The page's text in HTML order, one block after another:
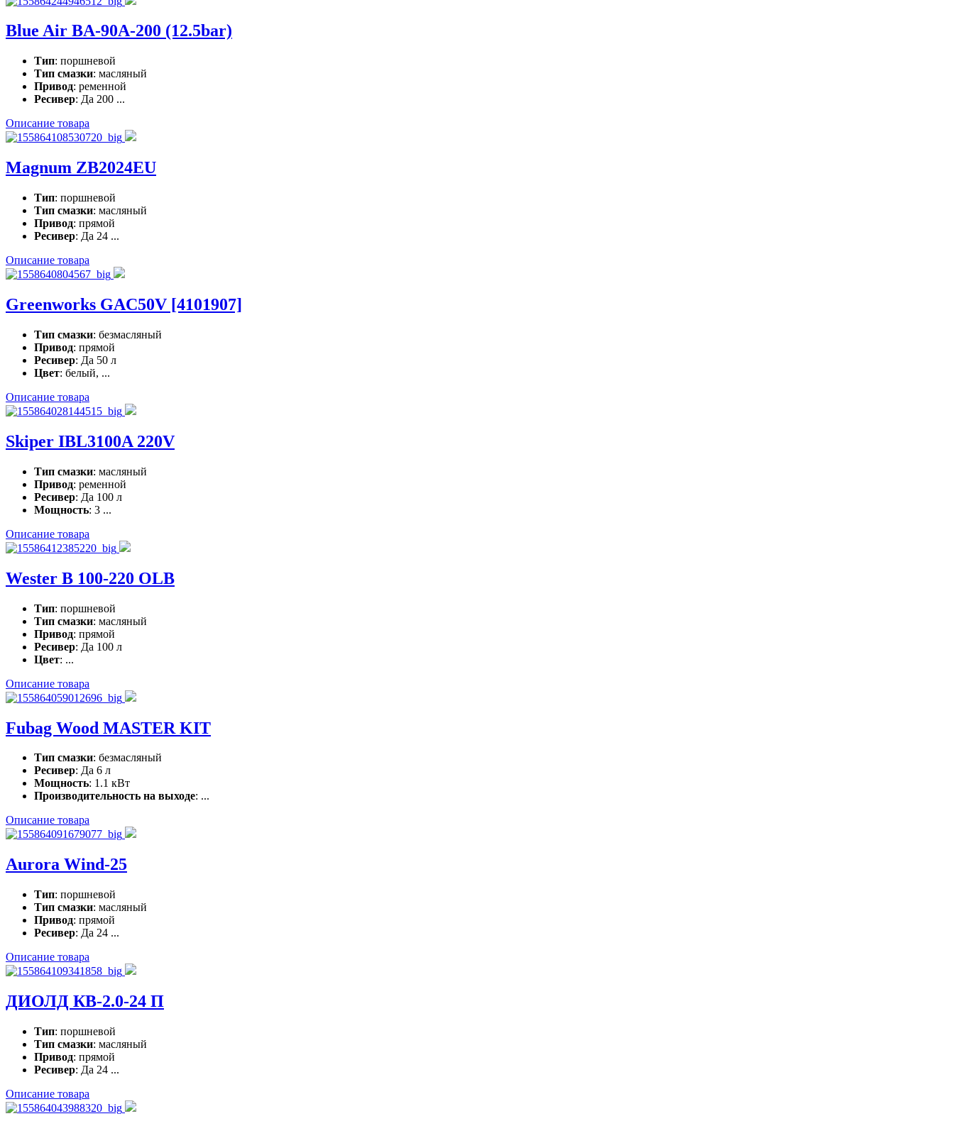
Blue Air BA-90A-200 (12.5bar)
Тип: поршневой
Тип смазки: масляный
Привод: ременной
Ресивер: Да 200 ...
Описание товара
Magnum ZB2024EU
Тип: поршневой
Тип смазки: масляный
Привод: прямой
Ресивер: Да 24 ...
Описание товара
Greenworks GAC50V [4101907]
Тип смазки: безмасляный
Привод: прямой
Ресивер: Да 50 л
Цвет: белый, ...
Описание товара
Skiper IBL3100A 220V
Тип смазки: масляный
Привод: ременной
Ресивер: Да 100 л
Мощность: 3 ...
Описание товара
Wester B 100-220 OLB
Тип: поршневой
Тип смазки: масляный
Привод: прямой
Ресивер: Да 100 л
Цвет: ...
Описание товара
Fubag Wood MASTER KIT
Тип смазки: безмасляный
Ресивер: Да 6 л
Мощность: 1.1 кВт
Производительность на выходе: ...
Описание товара
Aurora Wind-25
Тип: поршневой
Тип смазки: масляный
Привод: прямой
Ресивер: Да 24 ...
Описание товара
ДИОЛД КВ-2.0-24 П
Тип: поршневой
Тип смазки: масляный
Привод: прямой
Ресивер: Да 24 ...
Описание товара